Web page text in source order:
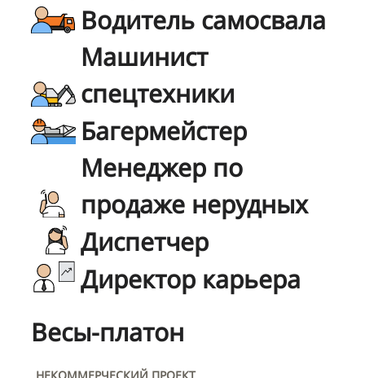
Водитель самосвала
Машинист
спецтехники
Багермейстер
Менеджер по
продаже нерудных
Диспетчер
Директор карьера
Весы-платон